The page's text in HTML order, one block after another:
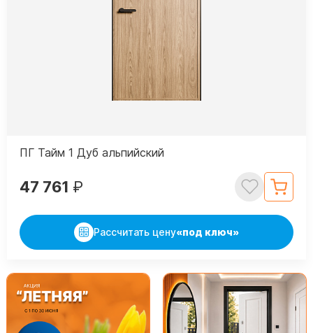
ПГ Тайм 1 Дуб альпийский
47 761 ₽
Рассчитать цену«под ключ»